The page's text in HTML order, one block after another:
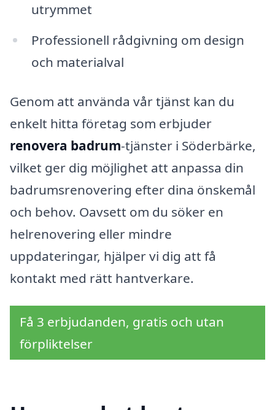
utrymmet
Professionell rådgivning om design
och materialval
Genom att använda vår tjänst kan du
enkelt hitta företag som erbjuder
renovera badrum-tjänster i Söderbärke,
vilket ger dig möjlighet att anpassa din
badrumsrenovering efter dina önskemål
och behov. Oavsett om du söker en
helrenovering eller mindre
uppdateringar, hjälper vi dig att få
kontakt med rätt hantverkare.
Få 3 erbjudanden, gratis och utan
förpliktelser